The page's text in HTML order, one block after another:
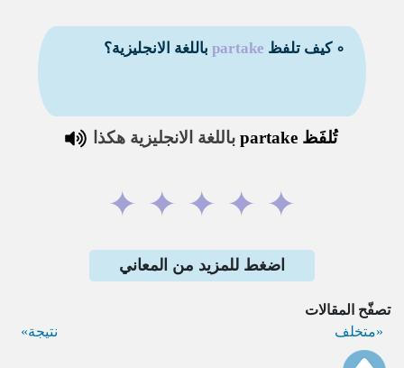
∘ كيف تلفظ partake باللغة الانجليزية؟
تُلفَظ partakeباللغة الانجليزية هكذا
✦
✦
✦
✦
✦
اضغط للمزيد من المعاني
تصفّح المقالات
متخلف
نتيجة